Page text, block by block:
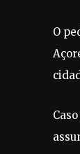
O